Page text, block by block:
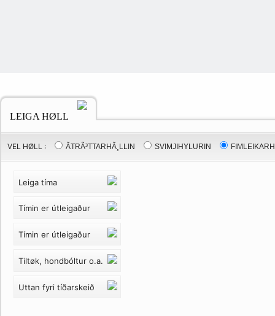
LEIGA HØLL
VEL HØLL : ÃTRÃ³TTARHÃ¸LLIN SVIMJIHYLURIN
Leiga tíma
Tímin er útleigaður
Tímin er útleigaður
Tiltøk, hondbóltur o.a.
Uttan fyri tíðarskeið